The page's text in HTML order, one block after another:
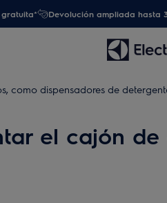
Devolución ampliada hasta
como dispensadores de
el cajón de